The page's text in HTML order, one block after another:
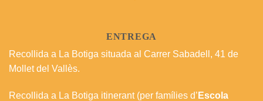
ENTREGA
Recollida a La Botiga situada al Carrer Sabadell, 41 de
Mollet del Vallès.
Recollida a La Botiga itinerant (per famílies d’ Escola